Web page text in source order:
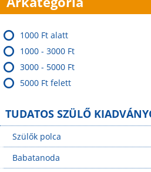
1000 Ft alatt
1000 - 3000 Ft
3000 - 5000 Ft
5000 Ft felett
TUDATOS SZÜLŐ
Szülők polca
Babatanoda